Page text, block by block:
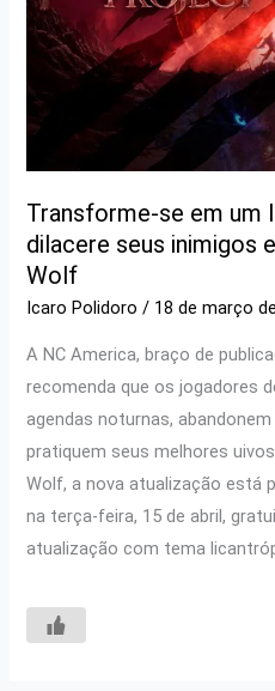
Transforme-se em um
dilacere seus inimigos
Wolf
Icaro Polidoro/ 18 de março
A NC America, braço de
recomenda que os jogadores
agendas noturnas,
pratiquem seus melhores
Wolf, a nova atualização está
na terça-feira, 15 de abril,
atualização com tema